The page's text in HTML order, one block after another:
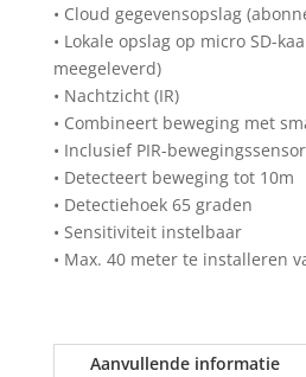
• Cloud gegevensopslag
• Lokale opslag op micro SD-
meegeleverd)
• Nachtzicht (IR)
• Combineert beweging met
• Inclusief PIR-bewegingssensor
• Detecteert beweging tot 10m
• Detectiehoek 65 graden
• Sensitiviteit instelbaar
• Max. 40 meter te installeren
Aanvullende informatie